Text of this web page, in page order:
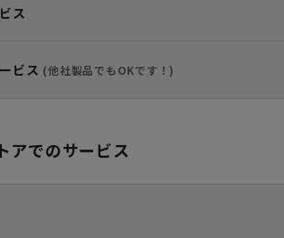
ス
ビス (他社製品でもOKです！)
アでのサービス